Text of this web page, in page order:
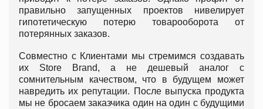
правильно запущенных проектов нивелирует
гипотетическую потерю товарооборота от
потерянных заказов.
Совместно с Клиентами мы стремимся создавать
их Store Brand, а не дешевый аналог с
сомнительным качеством, что в будущем может
навредить их репутации. После выпуска продукта
мы не бросаем заказчика один на один с будущими